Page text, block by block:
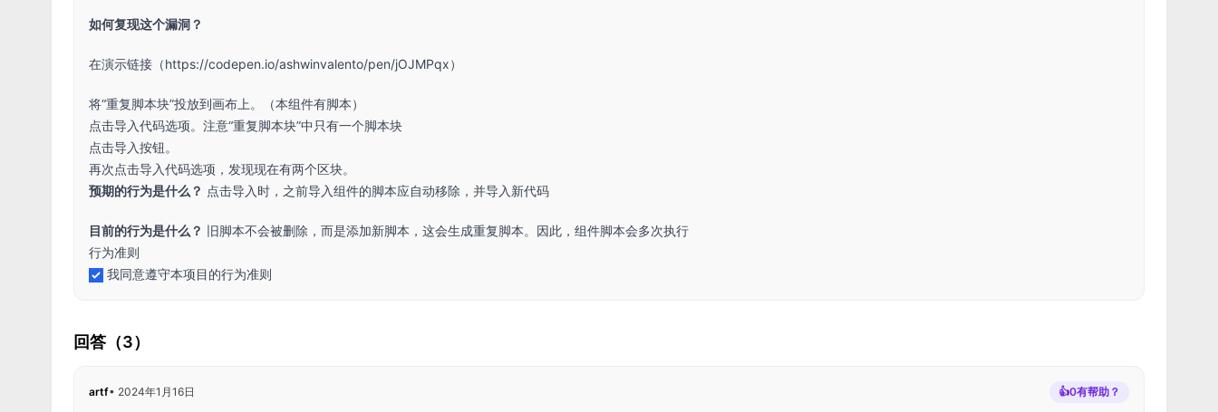
如何复现这个漏洞？
在演示链接（https://codepen.io/ashwinvalento/pen/jOJMPqx）
将“重复脚本块”投放到画布上。（本组件有脚本）
点击导入代码选项。注意“重复脚本块”中只有一个脚本块
点击导入按钮。
再次点击导入代码选项，发现现在有两个区块。
预期的行为是什么？ 点击导入时，之前导入组件的脚本应自动移除，并导入新代码
目前的行为是什么？ 旧脚本不会被删除，而是添加新脚本，这会生成重复脚本。因此，组件脚本会多次执行
行为准则
我同意遵守本项目的行为准则
回答（3）
artf• 2024年1月16日 👍0有帮助？